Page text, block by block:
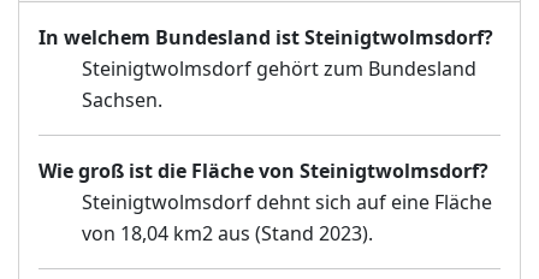
In welchem Bundesland ist Steinigtwolmsdorf?
Steinigtwolmsdorf gehört zum Bundesland
Sachsen.
Wie groß ist die Fläche von Steinigtwolmsdorf?
Steinigtwolmsdorf dehnt sich auf eine Fläche
von 18,04 km2 aus (Stand 2023).